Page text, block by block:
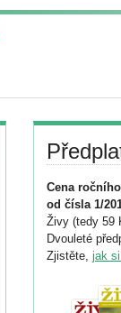
Cena
od čísla 1/
Živy (tedy 59
Dvouleté
Zjistěte, jak